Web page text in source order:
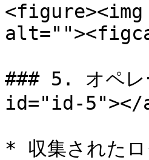
### 5. オペレ
id="id-5"></
* 収集された